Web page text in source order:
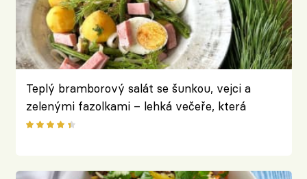
Teplý bramborový salát se šunkou, vejci a
zelenými fazolkami – lehká večeře, která
zasytí